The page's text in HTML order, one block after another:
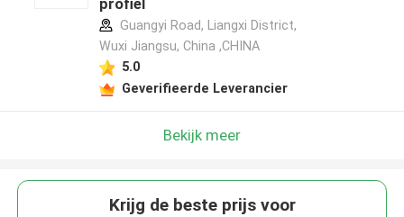
profiel
Guangyi Road, Liangxi District,
Wuxi Jiangsu, China ,CHINA
5.0
Geverifieerde Leverancier
Bekijk meer
Krijg de beste prijs voor